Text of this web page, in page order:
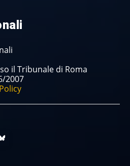
il Tribunale di Roma
2007